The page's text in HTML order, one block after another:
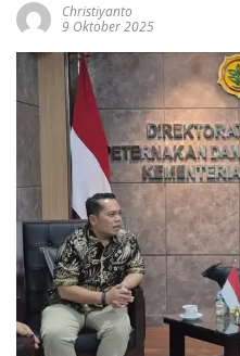
Christiyanto
9 Oktober 2025